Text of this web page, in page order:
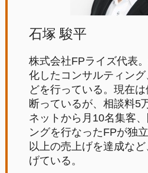
石塚 駿平
株式会社FPライズ代表
化したコンサルティン
どを行っている。現在
断っているが、相談料5
ネットから月10名集客
ングを行なったFPが独
以上の売上げを達成な
げている。